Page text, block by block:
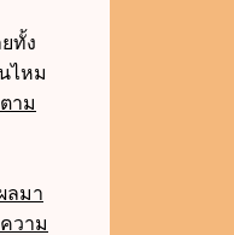
ทั้ง
ไหม
ตาม
ลมา
วาม